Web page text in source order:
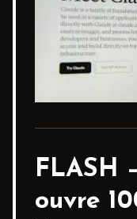
FLASH
ouvre